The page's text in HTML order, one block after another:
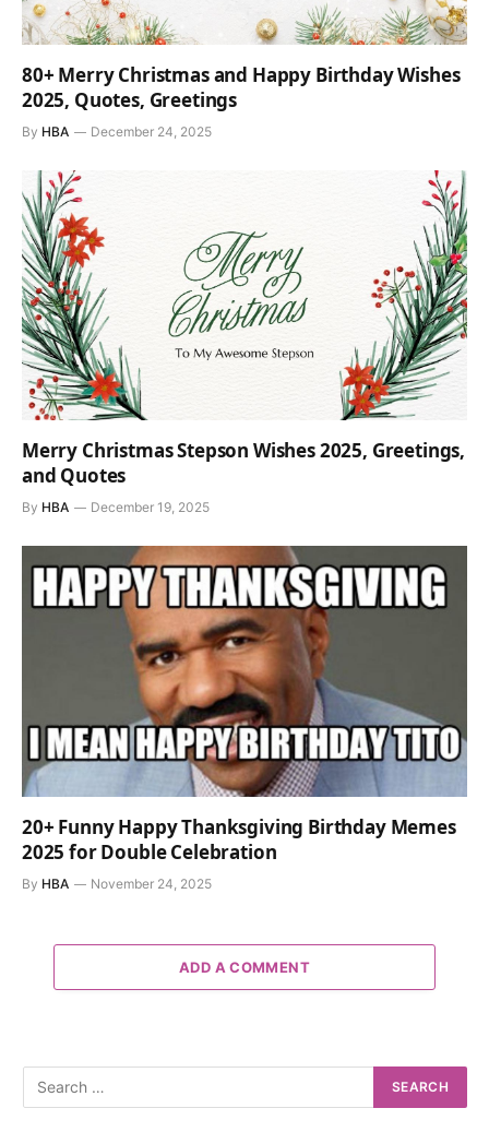
80+ Merry Christmas and Happy Birthday Wishes
2025, Quotes, Greetings
By HBA December 24, 2025
Merry Christmas Stepson Wishes 2025, Greetings,
and Quotes
By HBA December 19, 2025
20+ Funny Happy Thanksgiving Birthday Memes
2025 for Double Celebration
By HBA November 24, 2025
ADD A COMMENT